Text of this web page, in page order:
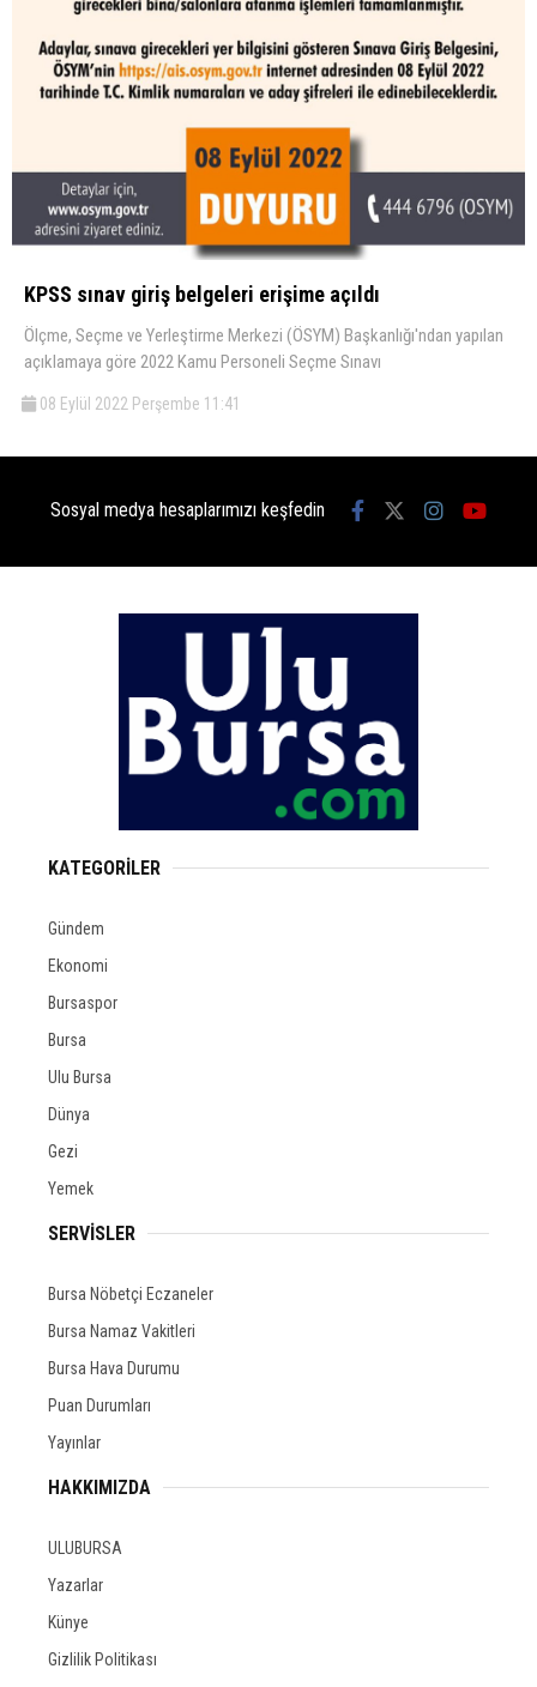
KPSS sınav giriş belgeleri erişime açıldı
Ölçme, Seçme ve Yerleştirme Merkezi (ÖSYM) Başkanlığı'ndan yapılan
açıklamaya göre 2022 Kamu Personeli Seçme Sınavı
08 Eylül 2022 Perşembe 11:41
Sosyal medya hesaplarımızı keşfedin
KATEGORİLER
Gündem
Ekonomi
Bursaspor
Bursa
Ulu Bursa
Dünya
Gezi
Yemek
SERVİSLER
Bursa Nöbetçi Eczaneler
Bursa Namaz Vakitleri
Bursa Hava Durumu
Puan Durumları
Yayınlar
HAKKIMIZDA
ULUBURSA
Yazarlar
Künye
Gizlilik Politikası